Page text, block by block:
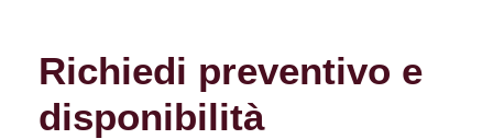
Richiedi preventivo e
disponibilità